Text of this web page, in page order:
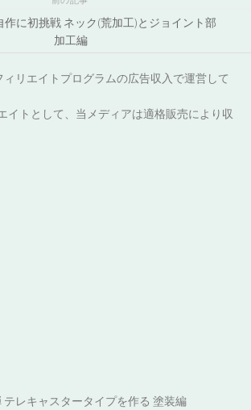
作に初挑戦 ネック(荒加工)とジョイント部
加工編
リエイトプログラムの広告収入で運営して
イトとして、当メディアは適格販売により収
テレキャスタータイプを作る 塗装編